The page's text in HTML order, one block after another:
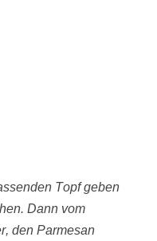
Topf geben
Dann vom
den Parmesan